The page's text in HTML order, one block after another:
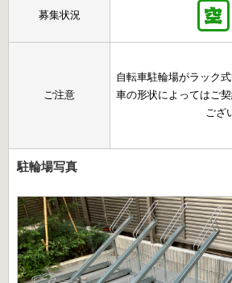
募集状況
ご注意
自転車駐輪場がラック
車の形状によってはご
ござ
駐輪場写真